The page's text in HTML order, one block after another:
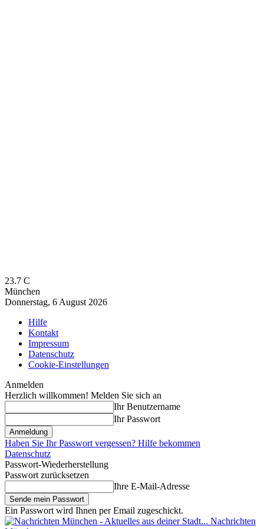
23.7 C
München
Donnerstag, 6 August 2026
Hilfe
Kontakt
Impressum
Datenschutz
Cookie-Einstellungen
Anmelden
Herzlich willkommen! Melden Sie sich an
Ihr Benutzername
Ihr Passwort
Haben Sie Ihr Passwort vergessen? Hilfe bekommen
Datenschutz
Passwort-Wiederherstellung
Passwort zurücksetzen
Ihre E-Mail-Adresse
Ein Passwort wird Ihnen per Email zugeschickt.
Nachrichten